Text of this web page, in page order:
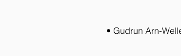
• Gudrun Arn-